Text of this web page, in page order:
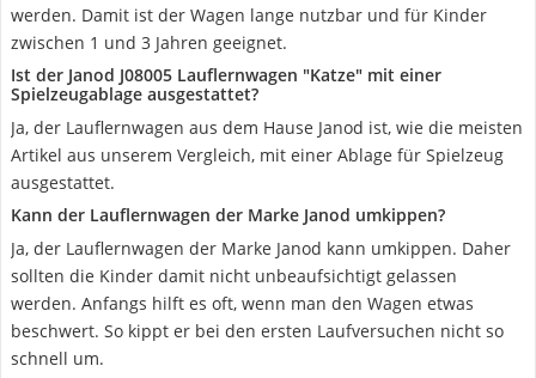
werden. Damit ist der Wagen lange nutzbar und für Kinder
zwischen 1 und 3 Jahren geeignet.
Ist der Janod J08005 Lauflernwagen "Katze" mit einer
Spielzeugablage ausgestattet?
Ja, der Lauflernwagen aus dem Hause Janod ist, wie die meisten
Artikel aus unserem Vergleich, mit einer Ablage für Spielzeug
ausgestattet.
Kann der Lauflernwagen der Marke Janod umkippen?
Ja, der Lauflernwagen der Marke Janod kann umkippen. Daher
sollten die Kinder damit nicht unbeaufsichtigt gelassen
werden. Anfangs hilft es oft, wenn man den Wagen etwas
beschwert. So kippt er bei den ersten Laufversuchen nicht so
schnell um.